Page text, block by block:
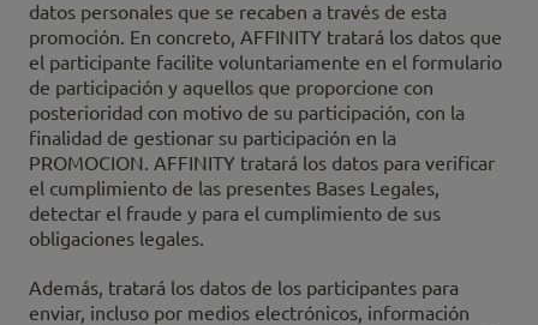
datos personales que se recaben a través de esta
promoción. En concreto, AFFINITY tratará los datos que
el participante facilite voluntariamente en el formulario
de participación y aquellos que proporcione con
posterioridad con motivo de su participación, con la
finalidad de gestionar su participación en la
PROMOCION. AFFINITY tratará los datos para verificar
el cumplimiento de las presentes Bases Legales,
detectar el fraude y para el cumplimiento de sus
obligaciones legales.
Además, tratará los datos de los participantes para
enviar, incluso por medios electrónicos, información